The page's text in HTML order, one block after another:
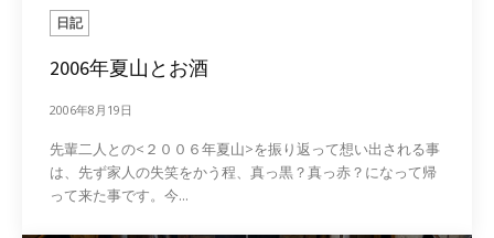
日記
2006年夏山とお酒
2006年8月19日
先輩二人との<２００６年夏山>を振り返って想い出される事
は、先ず家人の失笑をかう程、真っ黒？真っ赤？になって帰
って来た事です。今...